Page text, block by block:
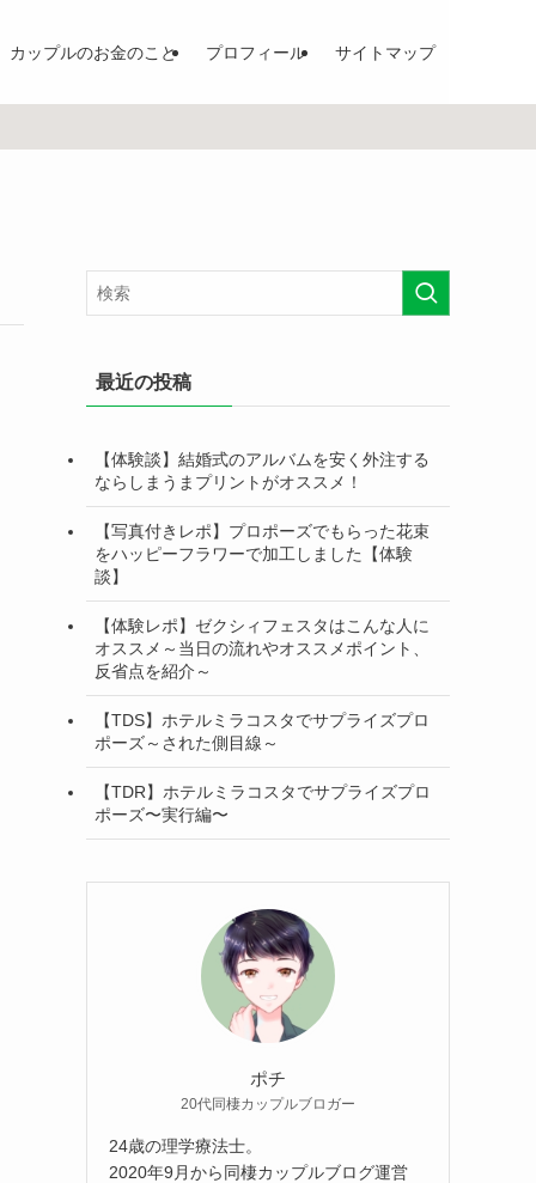
カップルのお金のこと プロフィール サイトマップ
最近の投稿
【体験談】結婚式のアルバムを安く外注する
ならしまうまプリントがオススメ！
【写真付きレポ】プロポーズでもらった花束
をハッピーフラワーで加工しました【体験
談】
【体験レポ】ゼクシィフェスタはこんな人に
オススメ～当日の流れやオススメポイント、
反省点を紹介～
【TDS】ホテルミラコスタでサプライズプロ
ポーズ～された側目線～
【TDR】ホテルミラコスタでサプライズプロ
ポーズ〜実行編〜
ポチ
20代同棲カップルブロガー
24歳の理学療法士。
2020年9月から同棲カップルブログ運営